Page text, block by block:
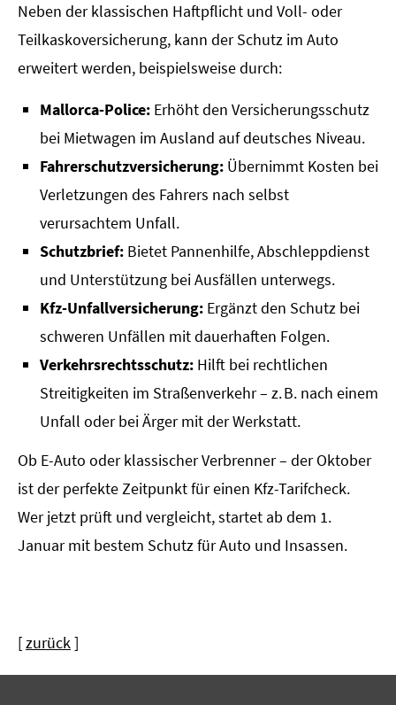
Neben der klassischen Haft­pflicht und Voll- oder
Teilkaskoversicherung, kann der Schutz im Auto
erweitert werden, beispielsweise durch:
Mallorca-Police: Erhöht den Versicherungsschutz
bei Mietwagen im Ausland auf deutsches Niveau.
Fahrerschutzversicherung: Übernimmt Kosten bei
Verletzungen des Fahrers nach selbst
verursachtem Unfall.
Schutzbrief: Bietet Pannenhilfe, Abschleppdienst
und Unterstützung bei Ausfällen unterwegs.
Kfz-Unfall­ver­si­che­rung: Ergänzt den Schutz bei
schweren Unfällen mit dauerhaften Folgen.
Verkehrsrechtsschutz: Hilft bei rechtlichen
Streitigkeiten im Straßenverkehr – z. B. nach einem
Unfall oder bei Ärger mit der Werkstatt.
Ob E-Auto oder klassischer Verbrenner – der Oktober
ist der perfekte Zeitpunkt für einen Kfz-Tarifcheck.
Wer jetzt prüft und vergleicht, startet ab dem 1.
Januar mit bestem Schutz für Auto und Insassen.
[zurück]